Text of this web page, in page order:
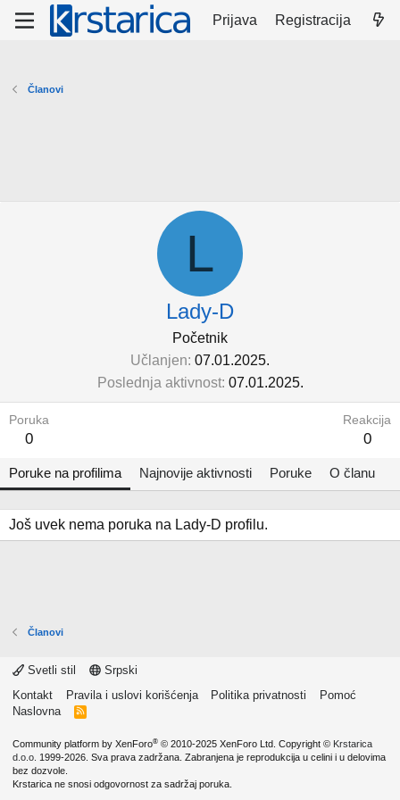
Prijava Registracija
Članovi
L
Lady-D
Početnik
Učlanjen 07.01.2025.
Poslednja aktivnost 07.01.2025.
Poruka
0
Reakcija
0
Poruke na profilima Najnovije aktivnosti Poruke O članu
Još uvek nema poruka na Lady-D profilu.
Članovi
Svetli stil
Srpski
Kontakt
Pravila i uslovi korišćenja Politika privatnosti
Pomoć
Naslovna
R
Community platform by XenForo® © 2010-2025 XenForo Ltd. Copyright © Krstarica
d.o.o. 1999-2026. Sva prava zadržana. Zabranjena je reprodukcija u celini i u delovima
bez dozvole.
Krstarica ne snosi odgovornost za sadržaj poruka.